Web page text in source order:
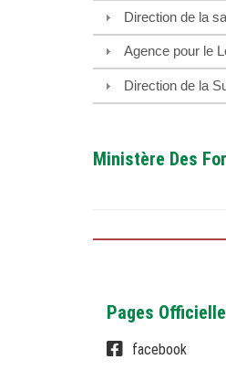
Direction de la
Agence pour le
Direction de la
Ministère Des
Pages
facebook